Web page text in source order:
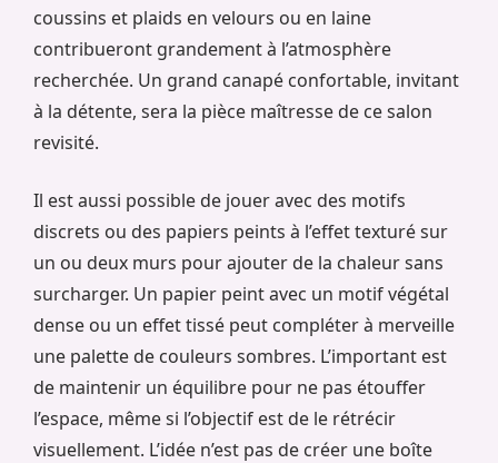
coussins et plaids en velours ou en laine
contribueront grandement à l’atmosphère
recherchée. Un grand canapé confortable, invitant
à la détente, sera la pièce maîtresse de ce salon
revisité.
Il est aussi possible de jouer avec des motifs
discrets ou des papiers peints à l’effet texturé sur
un ou deux murs pour ajouter de la chaleur sans
surcharger. Un papier peint avec un motif végétal
dense ou un effet tissé peut compléter à merveille
une palette de couleurs sombres. L’important est
de maintenir un équilibre pour ne pas étouffer
l’espace, même si l’objectif est de le rétrécir
visuellement. L’idée n’est pas de créer une boîte